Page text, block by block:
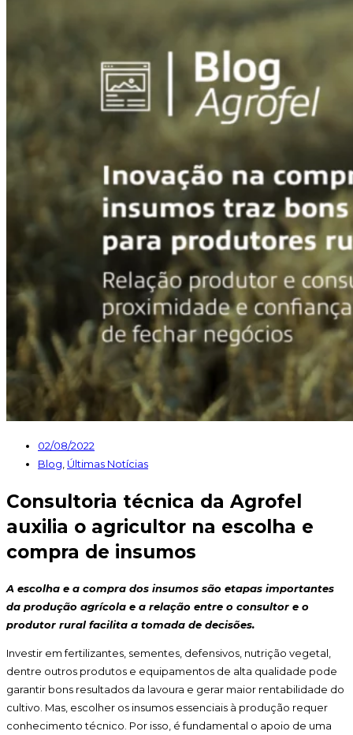
02/08/2022
Blog, Últimas Notícias
Consultoria técnica da Agrofel
auxilia o agricultor na escolha e
compra de insumos
A escolha e a compra dos insumos são etapas importantes
da produção agrícola e a relação entre o consultor e o
produtor rural facilita a tomada de decisões.
Investir em fertilizantes, sementes, defensivos, nutrição vegetal,
dentre outros produtos e equipamentos de alta qualidade pode
garantir bons resultados da lavoura e gerar maior rentabilidade do
cultivo. Mas, escolher os insumos essenciais à produção requer
conhecimento técnico. Por isso, é fundamental o apoio de uma